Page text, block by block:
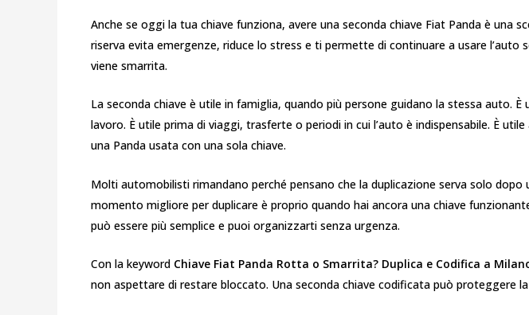
Anche se oggi la tua chiave funziona, avere una seconda chiave Fiat Panda è una
riserva evita emergenze, riduce lo stress e ti permette di continuare a usare l’auto
viene smarrita.
La seconda chiave è utile in famiglia, quando più persone guidano la stessa auto. È
lavoro. È utile prima di viaggi, trasferte o periodi in cui l’auto è indispensabile. È
una Panda usata con una sola chiave.
Molti automobilisti rimandano perché pensano che la duplicazione serva solo dopo
momento migliore per duplicare è proprio quando hai ancora una chiave
può essere più semplice e puoi organizzarti senza urgenza.
Con la keyword Chiave Fiat Panda Rotta o Smarrita? Duplica e Codifica a
non aspettare di restare bloccato. Una seconda chiave codificata può proteggere